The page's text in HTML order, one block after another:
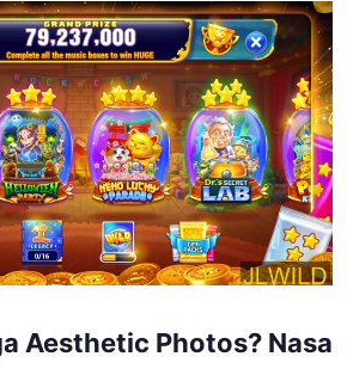
Aesthetic Photos? Nasa